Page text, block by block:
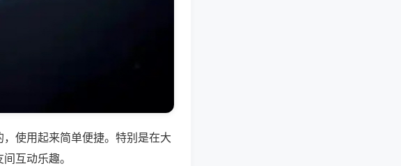
使用起来简单便捷。特别是在大
互动乐趣。